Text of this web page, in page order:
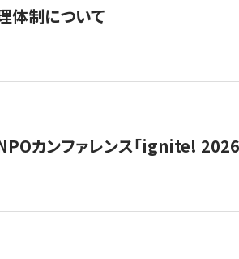
体制について
カンファレンス「ignite!